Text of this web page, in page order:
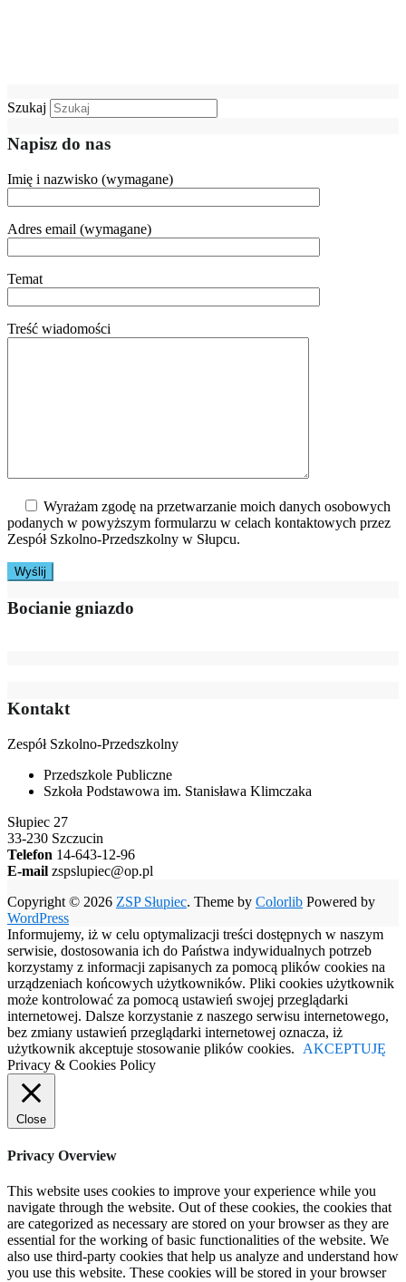
Szukaj
Napisz do nas
Imię i nazwisko (wymagane)
Adres email (wymagane)
Temat
Treść wiadomości
Wyrażam zgodę na przetwarzanie moich danych osobowych
podanych w powyższym formularzu w celach kontaktowych przez
Zespół Szkolno-Przedszkolny w Słupcu.
Bocianie gniazdo
Kontakt
Zespół Szkolno-Przedszkolny
Przedszkole Publiczne
Szkoła Podstawowa im. Stanisława Klimczaka
Słupiec 27
33-230 Szczucin
Telefon 14-643-12-96
E-mail zspslupiec@op.pl
Copyright © 2026 ZSP Słupiec. Theme by Colorlib Powered by
WordPress
Informujemy, iż w celu optymalizacji treści dostępnych w naszym
serwisie, dostosowania ich do Państwa indywidualnych potrzeb
korzystamy z informacji zapisanych za pomocą plików cookies na
urządzeniach końcowych użytkowników. Pliki cookies użytkownik
może kontrolować za pomocą ustawień swojej przeglądarki
internetowej. Dalsze korzystanie z naszego serwisu internetowego,
bez zmiany ustawień przeglądarki internetowej oznacza, iż
użytkownik akceptuje stosowanie plików cookies.
AKCEPTUJĘ
Privacy & Cookies Policy
Close
Privacy Overview
This website uses cookies to improve your experience while you
navigate through the website. Out of these cookies, the cookies that
are categorized as necessary are stored on your browser as they are
essential for the working of basic functionalities of the website. We
also use third-party cookies that help us analyze and understand how
you use this website. These cookies will be stored in your browser